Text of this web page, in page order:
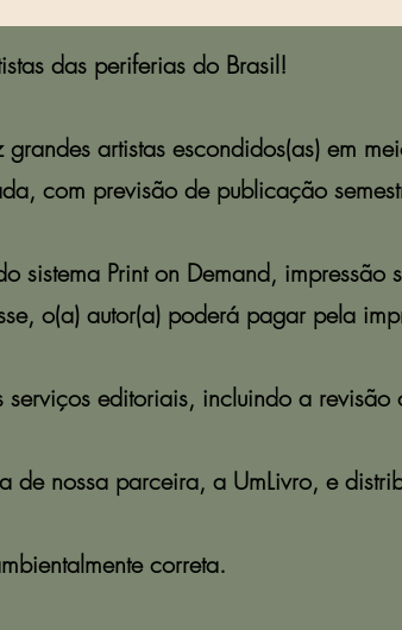
das periferias do Brasil!
artistas escondidos(as) em
com previsão de publicação
sistema Print on Demand, impressão
o(a) autor(a) poderá pagar pela
serviços editoriais, incluindo a
de nossa parceira, a UmLivro, e
correta.